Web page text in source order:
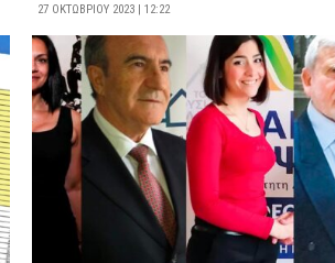
27 ΟΚΤΩΒΡΊΟΥ 2023 | 12:22